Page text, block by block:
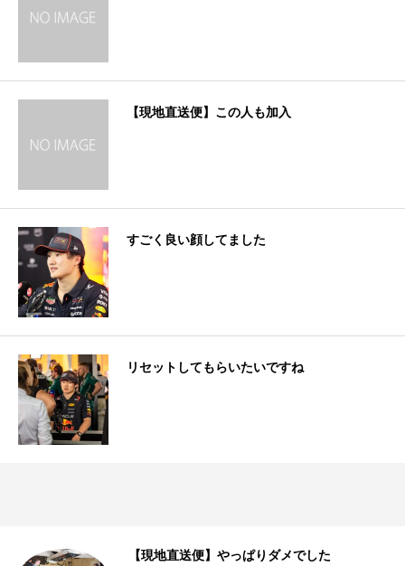
【現地直送便】この人も加入
すごく良い顔してました
リセットしてもらいたいですね
【現地直送便】やっぱりダメでした